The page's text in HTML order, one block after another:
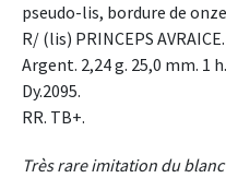
pseudo-lis, bordure de
R/ (lis) PRINCEPS
Argent. 2,24 g. 25,0 mm. 1 h.
Dy.2095.
RR. TB+.
Très rare imitation du